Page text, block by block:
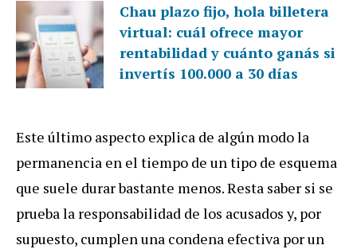
Chau plazo fijo, hola billetera
virtual: cuál ofrece mayor
rentabilidad y cuánto ganás si
invertís 100.000 a 30 días
Este último aspecto explica de algún modo la
permanencia en el tiempo de un tipo de esquema
que suele durar bastante menos. Resta saber si se
prueba la responsabilidad de los acusados y, por
supuesto, cumplen una condena efectiva por un